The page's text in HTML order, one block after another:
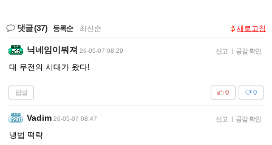
댓글(37) 등록순 최신순 새로고침
닉네임이뭐져 26-05-07 08:29 신고 | 공감 확인
대 무전의 시대가 왔다!
답글 0
0
Vadim 26-05-07 08:47 신고 | 공감 확인
냉법 떡락